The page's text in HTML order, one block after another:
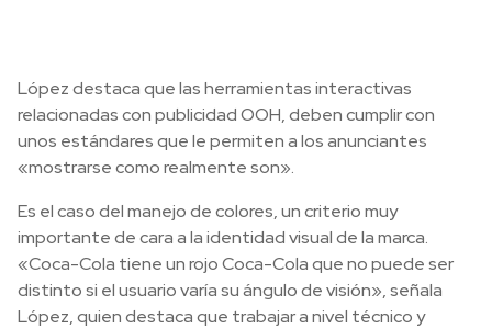
López destaca que las herramientas interactivas
relacionadas con publicidad OOH, deben cumplir con
unos estándares que le permiten a los anunciantes
«mostrarse como realmente son».
Es el caso del manejo de colores, un criterio muy
importante de cara a la identidad visual de la marca.
«Coca-Cola tiene un rojo Coca-Cola que no puede ser
distinto si el usuario varía su ángulo de visión», señala
López, quien destaca que trabajar a nivel técnico y